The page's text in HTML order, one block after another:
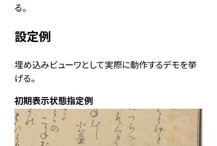
る。
設定例
埋め込みビューワとして実際に動作するデモを挙
げる。
初期表示状態指定例
+